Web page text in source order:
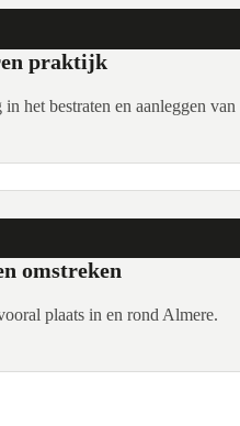
praktijk
het bestraten en aanleggen
omstreken
plaats in en rond Almere.